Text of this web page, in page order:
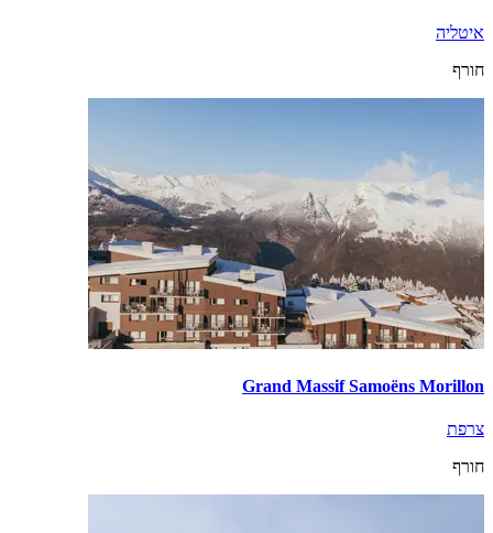
איטליה
חורף
Grand Massif Samoëns Morillon
צרפת
חורף